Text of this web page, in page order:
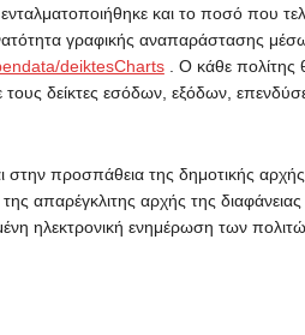
και το ποσό που
γραφικής αναπαράστασης
deiktesCharts. Ο κάθε πολίτης
τους δείκτες εσόδων, εξόδων,
στην προσπάθεια της δημοτικής
απαρέγκλιτης αρχής της διαφάνειας
ηλεκτρονική ενημέρωση των